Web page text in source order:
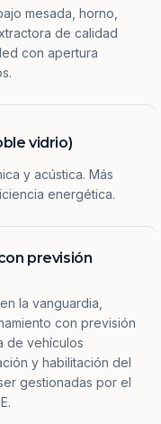
mesada, horno,
de calidad
con apertura
vidrio)
y acústica. Más
energética.
previsión
la vanguardia,
con previsión
de vehículos
y habilitación del
gestionadas por el